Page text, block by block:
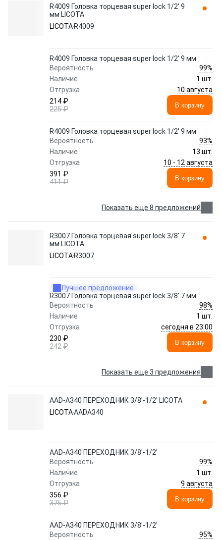
R4009 Головка торцевая super lock 1/2' 9
мм LICOTA
LICOTA R4009
R4009 Головка торцевая super lock 1/2' 9 мм
Вероятность
99%
Наличие
1 шт.
Отгрузка
10 августа
214 ₽
225 ₽
В корзину
R4009 Головка торцевая super lock 1/2' 9 мм
Вероятность
93%
Наличие
13 шт.
Отгрузка
10 - 12 августа
391 ₽
411 ₽
В корзину
Показать еще 8 предложений
R3007 Головка торцевая super lock 3/8' 7
мм LICOTA
LICOTA R3007
Лучшее предложение
R3007 Головка торцевая super lock 3/8' 7 мм
Вероятность
98%
Наличие
1 шт.
Отгрузка
сегодня в 23:00
230 ₽
242 ₽
В корзину
Показать еще 3 предложения
AAD-A340 ПЕРЕХОДНИК 3/8'-1/2' LICOTA
LICOTAAADA340
AAD-A340 ПЕРЕХОДНИК 3/8'-1/2'
Вероятность
99%
Наличие
1 шт.
Отгрузка
9 августа
356 ₽
375 ₽
В корзину
AAD-A340 ПЕРЕХОДНИК 3/8'-1/2'
Вероятность
95%